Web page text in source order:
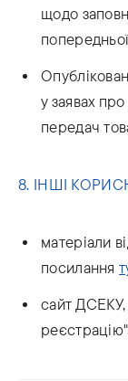
щодо
у заявах
передач
8. ІНШІ
матеріали
посилання
сайт ДСЕКУ,